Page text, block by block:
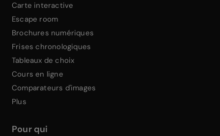
Carte interactive
Escape room
Brochures numériques
Frises chronologiques
Tableaux de choix
Cours en ligne
Comparateurs d'images
Plus
Pour qui